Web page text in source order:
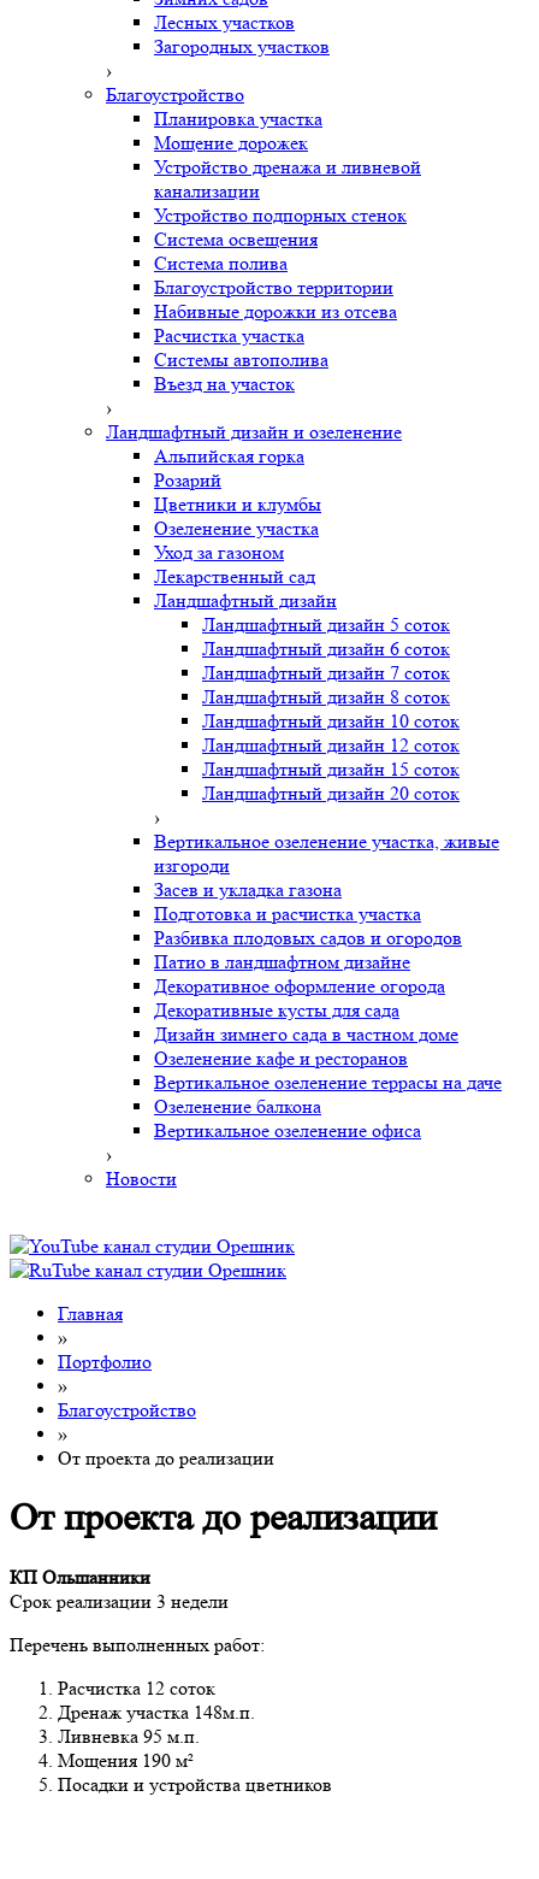
Лесных участков
Загородных участков
›
Благоустройство
Планировка участка
Мощение дорожек
Устройство дренажа и ливневой
канализации
Устройство подпорных стенок
Система освещения
Система полива
Благоустройство территории
Набивные дорожки из отсева
Расчистка участка
Системы автополива
Въезд на участок
›
Ландшафтный дизайн и озеленение
Альпийская горка
Розарий
Цветники и клумбы
Озеленение участка
Уход за газоном
Лекарственный сад
Ландшафтный дизайн
Ландшафтный дизайн 5 соток
Ландшафтный дизайн 6 соток
Ландшафтный дизайн 7 соток
Ландшафтный дизайн 8 соток
Ландшафтный дизайн 10 соток
Ландшафтный дизайн 12 соток
Ландшафтный дизайн 15 соток
Ландшафтный дизайн 20 соток
›
Вертикальное озеленение участка, живые
изгороди
Засев и укладка газона
Подготовка и расчистка участка
Разбивка плодовых садов и огородов
Патио в ландшафтном дизайне
Декоративное оформление огорода
Декоративные кусты для сада
Дизайн зимнего сада в частном доме
Озеленение кафе и ресторанов
Вертикальное озеленение террасы на даче
Озеленение балкона
Вертикальное озеленение офиса
›
Новости
Главная
»
Портфолио
»
Благоустройство
»
От проекта до реализации
От проекта до реализации
КП Ольшанники
Срок реализации 3 недели
Перечень выполненных работ:
Расчистка 12 соток
Дренаж участка 148м.п.
Ливневка 95 м.п.
Мощения 190 м²
Посадки и устройства цветников